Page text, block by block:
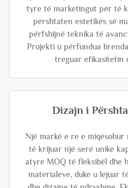
tyre të marketingut për të
përshtaten estetikës së
përfshijnë teknika të
Projekti u përfundua
treguar efikasitetin
Dizajn i
Një markë e re e
të krijuar një serë unike
atyre MOQ të fleksibël dhe
materialeve, duke u lejuar